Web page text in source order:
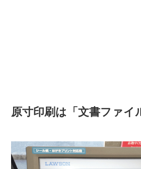
原寸印刷は「文書ファイ